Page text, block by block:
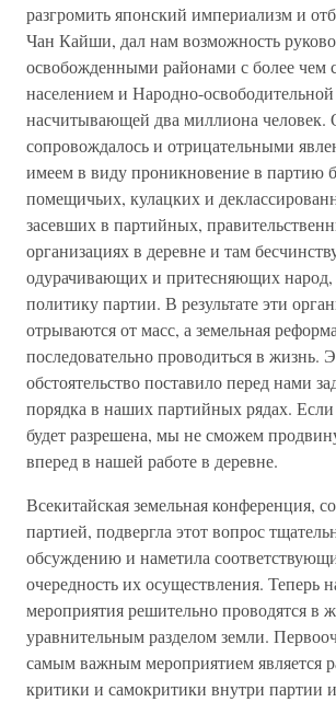
разгромить японский империализм и
Чан Кайши, дал нам возможность
освобожденными районами с более
населением и Народно-
насчитывающей два миллиона человек.
сопровождалось и отрицательными
имеем в виду проникновение в партию
помещичьих, кулацких и
засевших в партийных,
организациях в деревне и там
одурачивающих и притесняющих
политику партии. В результате эти
отрываются от масс, а земельная
последовательно проводиться в жизнь.
обстоятельство поставило перед нами
порядка в наших партийных рядах. Если
будет разрешена, мы не сможем
вперед в нашей работе в деревне.
Всекитайская земельная конференция,
партией, подвергла этот вопрос
обсуждению и наметила
очередность их осуществления. Теперь
мероприятия решительно проводятся в
уравнительным разделом земли.
самым важным мероприятием является
критики и самокритики внутри партии